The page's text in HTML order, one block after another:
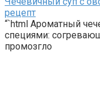
рецепт
“`html Ароматный
специями:
промозгло